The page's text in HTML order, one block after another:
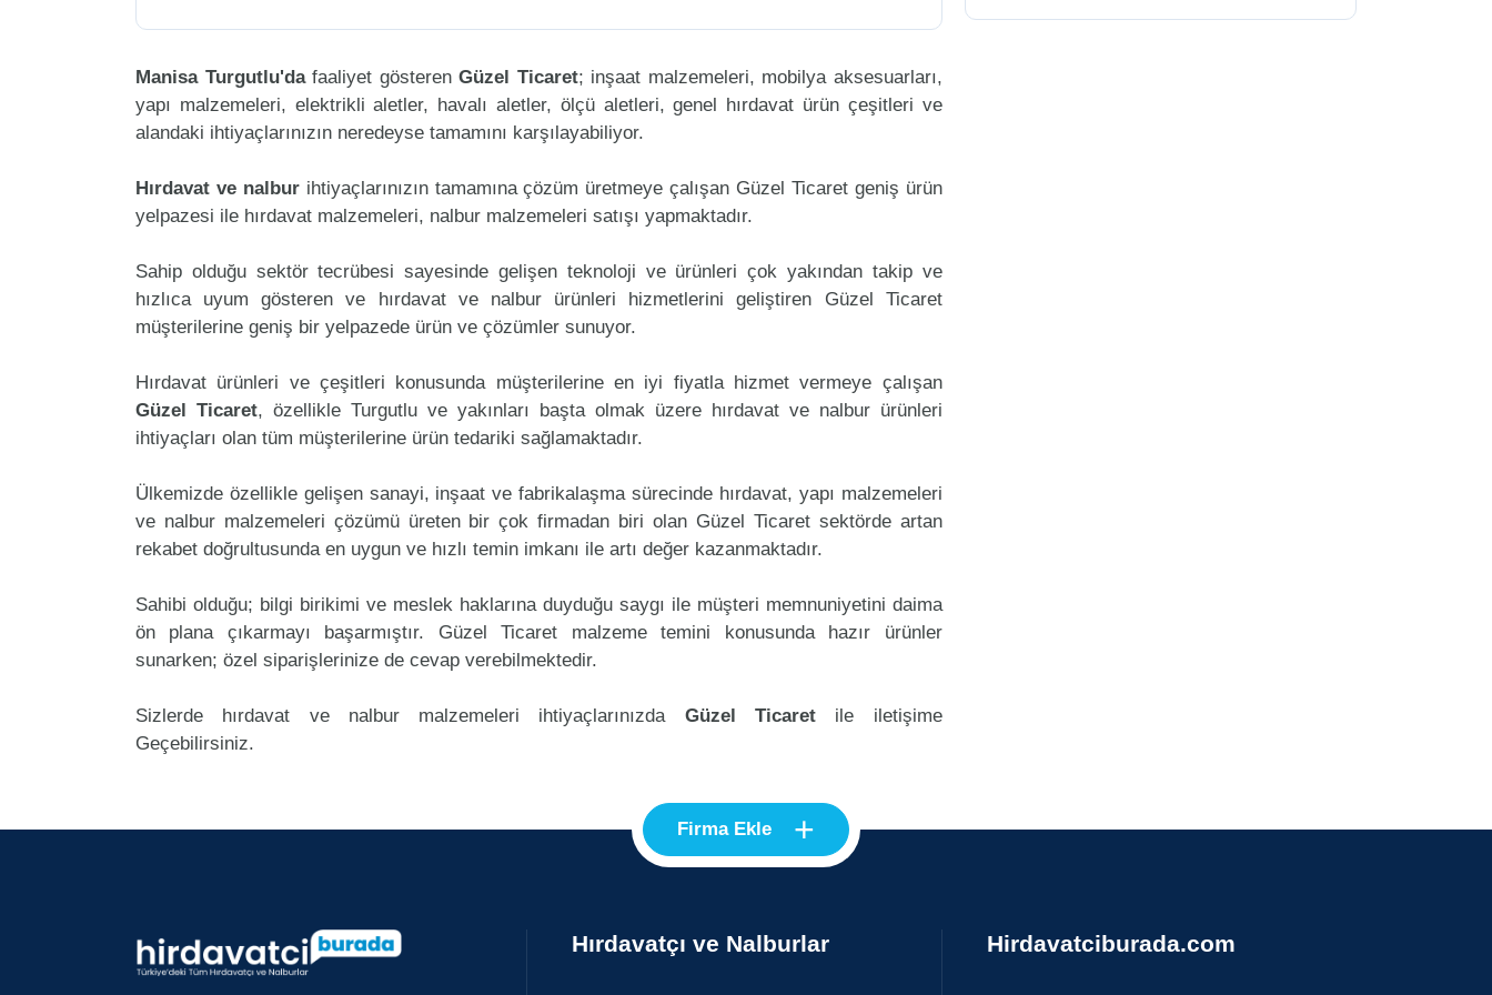
Manisa Turgutlu'dafaaliyet gösterenGüzel Ticaret; inşaat malzemeleri, mobilya aksesuarları,
yapı malzemeleri, elektrikli aletler, havalı aletler, ölçü aletleri, genel hırdavat ürün çeşitleri ve
alandaki ihtiyaçlarınızın neredeyse tamamını karşılayabiliyor.
Hırdavat ve nalburihtiyaçlarınızın tamamına çözüm üretmeye çalışan Güzel Ticaret geniş ürün
yelpazesi ile hırdavat malzemeleri, nalbur malzemeleri satışı yapmaktadır.
Sahip olduğu sektör tecrübesi sayesinde gelişen teknoloji ve ürünleri çok yakından takip ve
hızlıca uyum gösteren ve hırdavat ve nalbur ürünleri hizmetlerini geliştiren Güzel Ticaret
müşterilerine geniş bir yelpazede ürün ve çözümler sunuyor.
Hırdavat ürünleri ve çeşitleri konusunda müşterilerine en iyi fiyatla hizmet vermeye çalışan
Güzel Ticaret, özellikle Turgutlu ve yakınları başta olmak üzere hırdavat ve nalbur ürünleri
ihtiyaçları olan tüm müşterilerine ürün tedariki sağlamaktadır.
Ülkemizde özellikle gelişen sanayi, inşaat ve fabrikalaşma sürecinde hırdavat, yapı malzemeleri
ve nalbur malzemeleri çözümü üreten bir çok firmadan biri olan Güzel Ticaret sektörde artan
rekabet doğrultusunda en uygun ve hızlı temin imkanı ile artı değer kazanmaktadır.
Sahibi olduğu; bilgi birikimi ve meslek haklarına duyduğu saygı ile müşteri memnuniyetini daima
ön plana çıkarmayı başarmıştır. Güzel Ticaret malzeme temini konusunda hazır ürünler
sunarken; özel siparişlerinize de cevap verebilmektedir.
Sizlerde hırdavat ve nalbur malzemeleri ihtiyaçlarınızda Güzel Ticaret ile iletişime
Geçebilirsiniz.
Firma Ekle +
Hırdavatçı ve Nalburlar Hirdavatciburada.com